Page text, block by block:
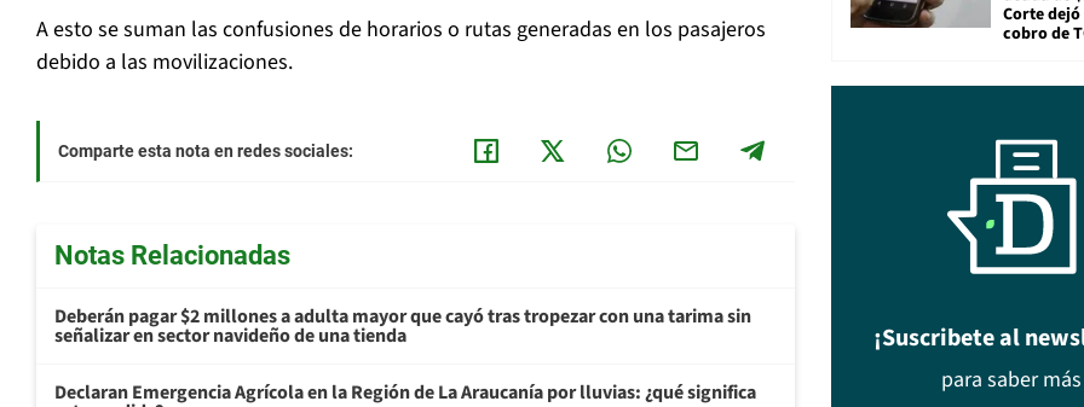
A esto se suman las confusiones de horarios o rutas generadas en los pasajeros
debido a las movilizaciones.
Comparte esta nota en redes sociales:
Notas Relacionadas
Deberán pagar $2 millones a adulta mayor que cayó tras tropezar con una tarima sin
señalizar en sector navideño de una tienda
Declaran Emergencia Agrícola en la Región de La Araucanía por lluvias: ¿qué significa
Corte
cobro de
¡Suscribete al
para saber más